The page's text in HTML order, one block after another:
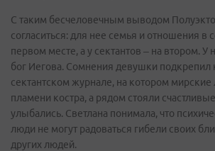
С таким бесчеловечным выводом
согласиться: для нее семья и отношения в
первом месте, а у сектантов – на втором.
бог Иегова. Сомнения девушки подкрепил
сектантском журнале, на котором мирские
пламени костра, а рядом стояли
улыбались. Светлана понимала, что
люди не могут радоваться гибели своих
других людей.